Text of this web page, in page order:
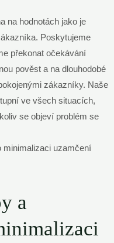
na hodnotách jako je
Poskytujeme
překonat očekávání
pověst a na dlouhodobé
zákazníky. Naše
ve všech situacích,
se objeví problém se
a